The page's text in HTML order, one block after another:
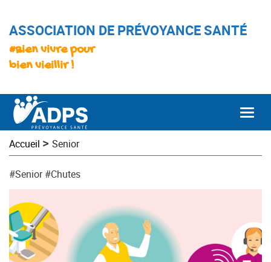
ASSOCIATION DE PRÉVOYANCE SANTÉ
#Bien vivre pour
bien vieillir !
Accueil > Senior
#Senior #Chutes